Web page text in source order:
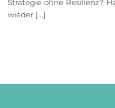
Strategie ohne Resilienz?
wieder […]